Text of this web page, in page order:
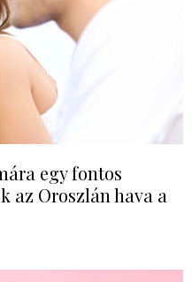
egy fontos
az Oroszlán hava a